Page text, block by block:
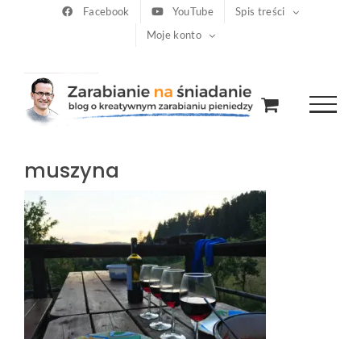
Facebook YouTube
Spis treści
Moje konto
muszyna